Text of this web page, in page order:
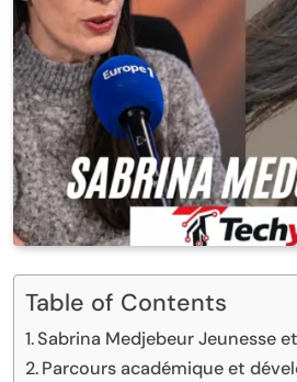
Table of Contents
Sabrina Medjebeur Jeunesse
Parcours académique et